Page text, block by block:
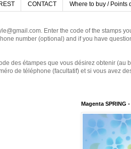
CONTACT Where to buy / Points
Enter the code of the stamps
number (optional) and if you have
des étampes que vous désirez obtenir (au
de téléphone (facultatif) et si vous avez
Magenta SPRING